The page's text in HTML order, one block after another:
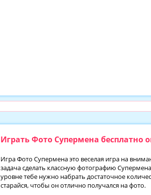
Играть Фото Супермена бесплатно
Игра Фото Супермена это веселая игра на
задача сделать классную фотографию
уровне тебе нужно набрать достаточное
старайся, чтобы он отлично получался на фото.